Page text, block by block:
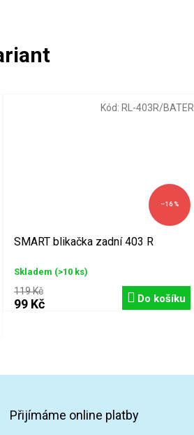
–16 %
SMART blikačka zadní 403 R
Skladem (>10 ks)
119 Kč
99 Kč Do košíku
Kód: RL-403R/BATER
Přijímáme online platby